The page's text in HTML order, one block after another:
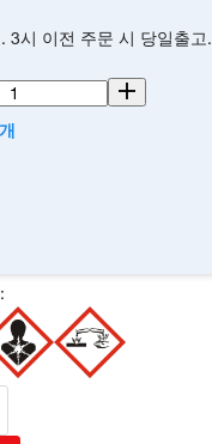
3시 이전 주문 시 당일출고.